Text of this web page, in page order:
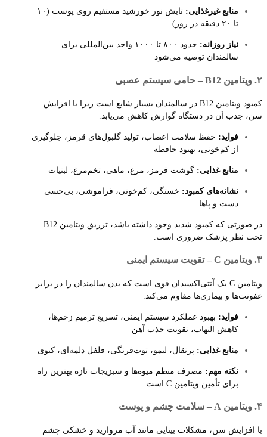
منابع غیرغذایی:
تابش نور خورشید مستقیم روی پوست (۱۰
تا ۲۰ دقیقه در روز)
نیاز روزانه:
حدود ۸۰۰ تا ۱۰۰۰ واحد بین‌المللی برای
سالمندان توصیه می‌شود
۲. ویتامین B12 – حامی سیستم عصبی
کمبود ویتامین B12 در سالمندان بسیار شایع است زیرا با افزایش
سن، جذب آن در دستگاه گوارش کاهش می‌یابد.
فواید: حفظ سلامت اعصاب، تولید گلبول‌های قرمز، جلوگیری
از کم‌خونی، بهبود حافظه
منابع غذایی: گوشت قرمز، مرغ، ماهی، تخم‌مرغ، لبنیات
نشانه‌های کمبود: خستگی، کم‌خونی، فراموشی، بی‌حسی
دست و پاها
در صورتی که کمبود شدید وجود داشته باشد، تزریق ویتامین B12
تحت نظر پزشک ضروری است.
۳. ویتامین C – تقویت سیستم ایمنی
ویتامین C یک آنتی‌اکسیدان قوی است که بدن سالمندان را در برابر
عفونت‌ها و بیماری‌ها مقاوم می‌کند.
فواید: بهبود عملکرد سیستم ایمنی، تسریع ترمیم زخم‌ها،
کاهش التهاب، تقویت جذب آهن
منابع غذایی: پرتقال، لیمو، توت‌فرنگی، فلفل دلمه‌ای، کیوی
نکته مهم: مصرف منظم میوه‌ها و سبزیجات تازه بهترین راه
برای تأمین ویتامین C است.
۴. ویتامین A – سلامت چشم و پوست
با افزایش سن، مشکلات بینایی مانند آب مروارید و خشکی چشم